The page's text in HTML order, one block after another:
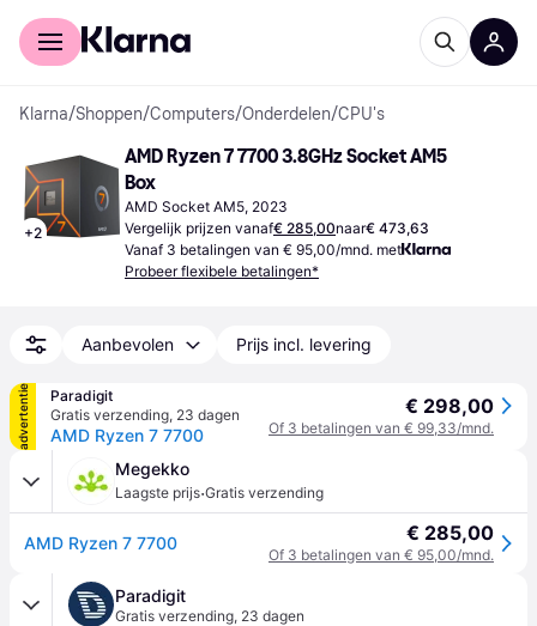
Voor shoppers
Klarna/Shoppen/Computers/Onderdelen/CPU's
+2
AMD Ryzen 7 7700 3.8GHz Socket AM5
Box
AMD Socket AM5, 2023
Vergelijk prijzen vanaf€ 285,00naar€ 473,63
Vanaf 3 betalingen van € 95,00/mnd. met
Probeer flexibele betalingen*
Aanbevolen Prijs incl. levering
advertentie
Paradigit
Gratis verzending, 23 dagen
AMD Ryzen 7 7700
€ 298,00
Of 3 betalingen van € 99,33/mnd.
Megekko
Laagste prijs·Gratis verzending
AMD Ryzen 7 7700 € 285,00
Of 3 betalingen van € 95,00/mnd.
Paradigit
Gratis verzending, 23 dagen